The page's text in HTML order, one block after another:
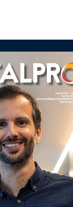
Clique para ler